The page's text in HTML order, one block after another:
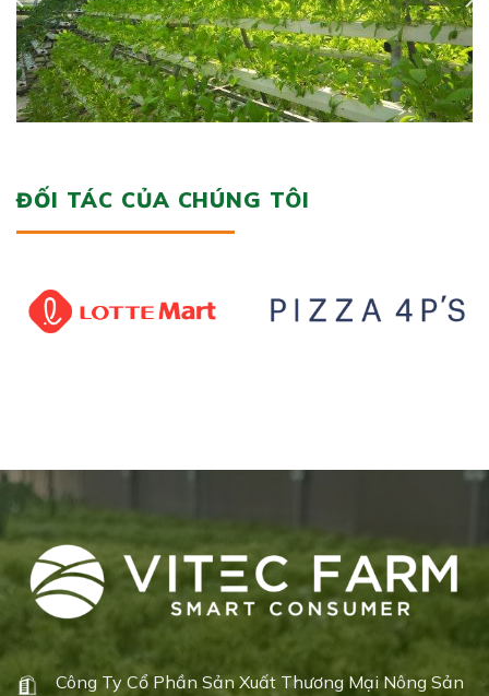
ĐỐI TÁC CỦA CHÚNG TÔI
Công Ty Cổ Phần Sản Xuất Thương Mại Nông Sản